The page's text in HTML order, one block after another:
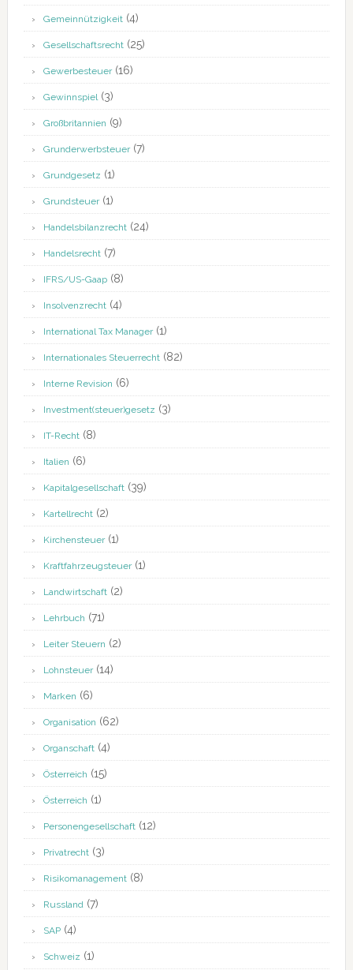
Gemeinnützigkeit(4)
Gesellschaftsrecht(25)
Gewerbesteuer(16)
Gewinnspiel(3)
Großbritannien (9)
Grunderwerbsteuer(7)
Grundgesetz (1)
Grundsteuer(1)
Handelsbilanzrecht(24)
Handelsrecht(7)
IFRS/US-Gaap(8)
Insolvenzrecht(4)
International Tax Manager(1)
Internationales Steuerrecht(82)
Interne Revision (6)
Investment(steuer)gesetz (3)
IT-Recht(8)
Italien (6)
Kapitalgesellschaft(39)
Kartellrecht(2)
Kirchensteuer(1)
Kraftfahrzeugsteuer(1)
Landwirtschaft(2)
Lehrbuch (71)
Leiter Steuern (2)
Lohnsteuer(14)
Marken (6)
Organisation (62)
Organschaft(4)
Österreich (15)
Österreich (1)
Personengesellschaft(12)
Privatrecht(3)
Risikomanagement(8)
Russland(7)
SAP(4)
Schweiz (1)